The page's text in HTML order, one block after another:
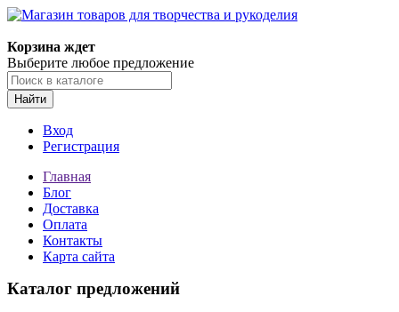
Корзина ждет
Выберите любое предложение
Найти
Вход
Регистрация
Главная
Блог
Доставка
Оплата
Контакты
Карта сайта
Каталог предложений